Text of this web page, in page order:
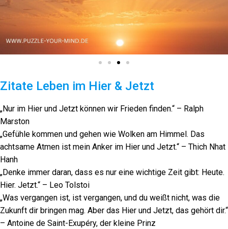
Zitate Leben im Hier & Jetzt
„Nur im Hier und Jetzt können wir Frieden finden.“ – Ralph
Marston
„Gefühle kommen und gehen wie Wolken am Himmel. Das
achtsame Atmen ist mein Anker im Hier und Jetzt.“ – Thich Nhat
Hanh
„Denke immer daran, dass es nur eine wichtige Zeit gibt: Heute.
Hier. Jetzt.“ – Leo Tolstoi
„Was vergangen ist, ist vergangen, und du weißt nicht, was die
Zukunft dir bringen mag. Aber das Hier und Jetzt, das gehört dir.“
– Antoine de Saint-Exupéry, der kleine Prinz